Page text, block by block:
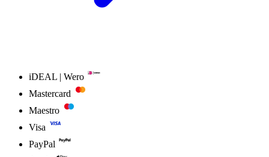
iDEAL | Wero
Mastercard
Maestro
Visa
PayPal